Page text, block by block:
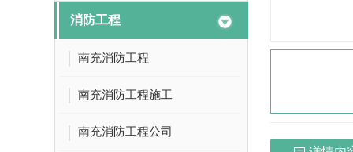
消防工程
南充消防工程
南充消防工程施工
南充消防工程公司